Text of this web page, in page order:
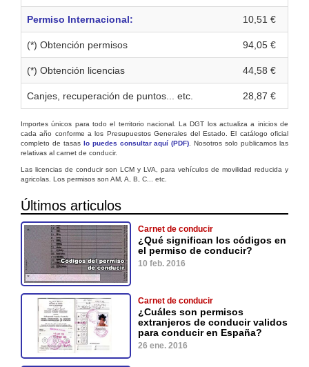
Permiso Internacional: 10,51 €
(*) Obtención permisos 94,05 €
(*) Obtención licencias 44,58 €
Canjes, recuperación de puntos... etc. 28,87 €
Importes únicos para todo el territorio nacional. La DGT los actualiza a inicios de
cada año conforme a los Presupuestos Generales del Estado. El catálogo oficial
completo de tasas lo puedes consultar aquí (PDF) . Nosotros solo publicamos las
relativas al carnet de conducir.
Las licencias de conducir son LCM y LVA, para vehículos de movilidad reducida y
agricolas. Los permisos son AM, A, B, C... etc.
Últimos articulos
Carnet de conducir
¿Qué significan los códigos en
el permiso de conducir?
10 feb. 2016
Carnet de conducir
¿Cuáles son permisos
extranjeros de conducir validos
para conducir en España?
26 ene. 2016